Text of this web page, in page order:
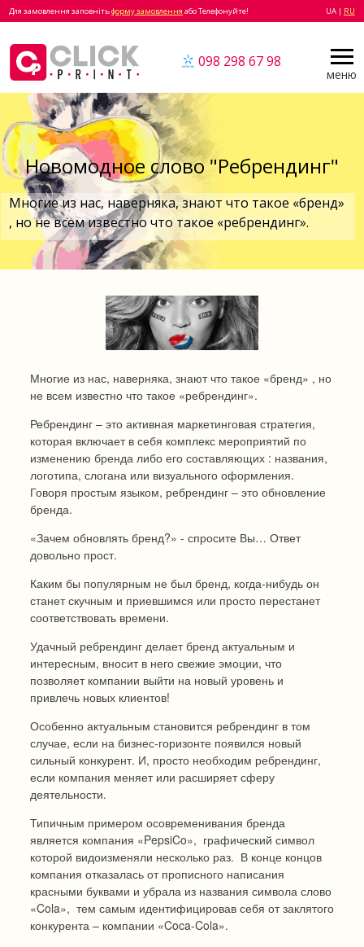
Для замовлення заповнітьформу замовлення або Телефонуйте! UA | RU
меню
098 298 67 98
Новомодное слово "Ребрендинг"
Многие из нас, наверняка, знают что такое «бренд»
, но не всем известно что такое «ребрендинг».
Многие из нас, наверняка, знают что такое «бренд» , но
не всем известно что такое «ребрендинг».
Ребрендинг – это активная маркетинговая стратегия,
которая включает в себя комплекс мероприятий по
изменению бренда либо его составляющих : названия,
логотипа, слогана или визуального оформления.
Говоря простым языком, ребрендинг – это обновление
бренда.
«Зачем обновлять бренд?» - спросите Вы… Ответ
довольно прост.
Каким бы популярным не был бренд, когда-нибудь он
станет скучным и приевшимся или просто перестанет
соответствовать времени.
Удачный ребрендинг делает бренд актуальным и
интересным, вносит в него свежие эмоции, что
позволяет компании выйти на новый уровень и
привлечь новых клиентов!
Особенно актуальным становится ребрендинг в том
случае, если на бизнес-горизонте появился новый
сильный конкурент. И, просто необходим ребрендинг,
если компания меняет или расширяет сферу
деятельности.
Типичным примером осовременивания бренда
является компания «PepsiCo», графический символ
которой видоизменяли несколько раз. В конце концов
компания отказалась от прописного написания
красными буквами и убрала из названия символа слово
«Cola», тем самым идентифицировав себя от заклятого
конкурента – компании «Coca-Cola».